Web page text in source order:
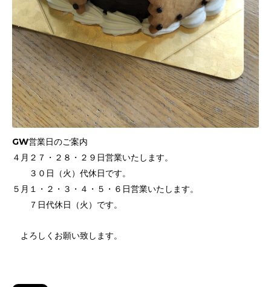
GW営業日のご案内
４月２７・２８・２９日営業いたします。
３０日（火）代休日です。
５月１・２・３・４・５・６日営業いたします。
７日代休日（火）です。
よろしくお願い致します。